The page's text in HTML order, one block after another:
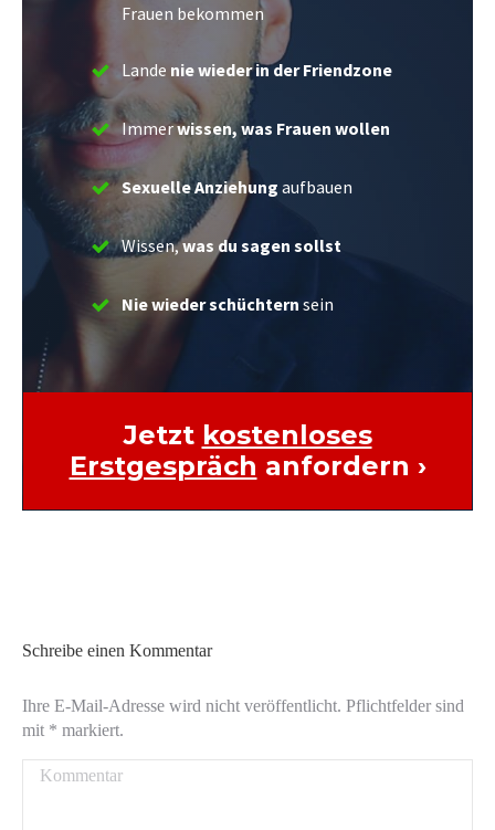
Frauen bekommen
Lande nie wieder in der Friendzone
Immerwissen, was Frauen wollen
Sexuelle Anziehung aufbauen
Wissen,was du sagen sollst
Nie wieder schüchtern sein
Jetzt kostenloses
Erstgespräch anfordern ›
Schreibe einen Kommentar
Ihre E-Mail-Adresse wird nicht veröffentlicht. Pflichtfelder sind
mit * markiert.
Kommentar